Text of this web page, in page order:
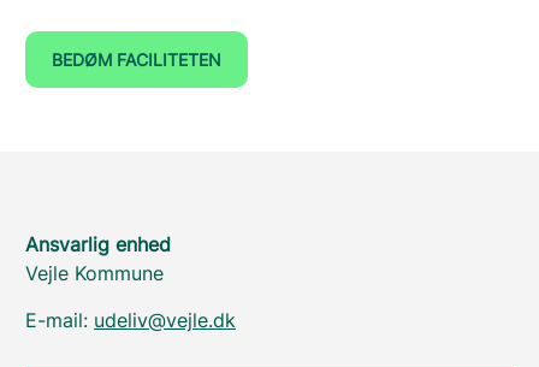
BEDØM FACILITETEN
Ansvarlig enhed
Vejle Kommune
E-mail: udeliv@vejle.dk